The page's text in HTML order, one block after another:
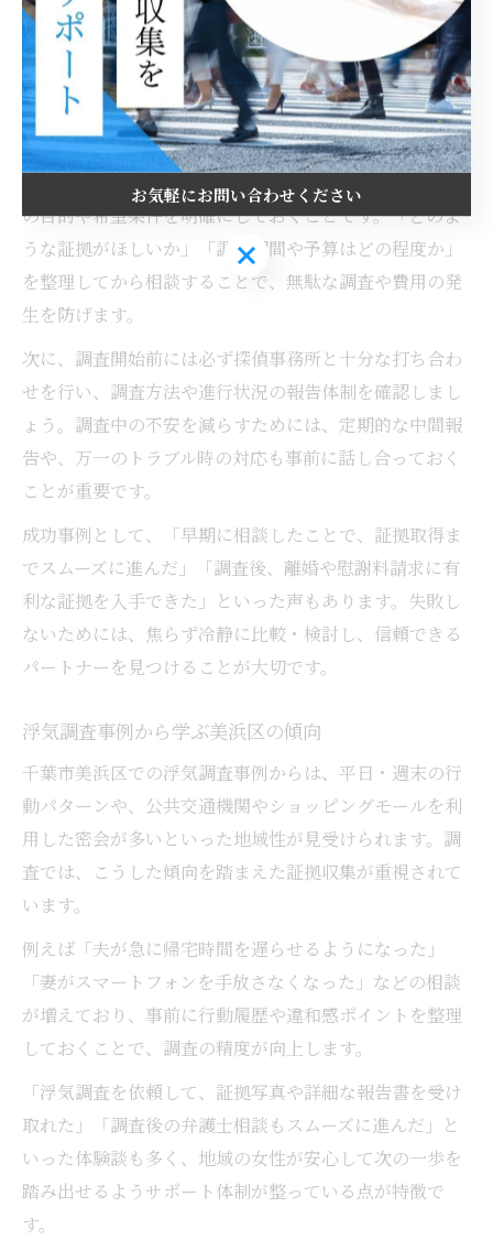
意されています。納得できる調査結果と、今後の人生設
計につながる確かな証拠の提供が、地域の女性から高い
支持を集めています。
浮気調査を千葉市美浜区で成功させる秘訣
浮気調査を成功させる最大のポイントは、依頼前に自身
の目的や希望条件を明確にしておくことです。「どのよ
うな証拠がほしいか」「調査期間や予算はどの程度か」
を整理してから相談することで、無駄な調査や費用の発
生を防げます。
次に、調査開始前には必ず探偵事務所と十分な打ち合わ
せを行い、調査方法や進行状況の報告体制を確認しまし
ょう。調査中の不安を減らすためには、定期的な中間報
告や、万一のトラブル時の対応も事前に話し合っておく
ことが重要です。
成功事例として、「早期に相談したことで、証拠取得ま
でスムーズに進んだ」「調査後、離婚や慰謝料請求に有
利な証拠を入手できた」といった声もあります。失敗し
ないためには、焦らず冷静に比較・検討し、信頼できる
パートナーを見つけることが大切です。
浮気調査事例から学ぶ美浜区の傾向
千葉市美浜区での浮気調査事例からは、平日・週末の行
動パターンや、公共交通機関やショッピングモールを利
用した密会が多いといった地域性が見受けられます。調
査では、こうした傾向を踏まえた証拠収集が重視されて
います。
例えば「夫が急に帰宅時間を遅らせるようになった」
「妻がスマートフォンを手放さなくなった」などの相談
が増えており、事前に行動履歴や違和感ポイントを整理
しておくことで、調査の精度が向上します。
「浮気調査を依頼して、証拠写真や詳細な報告書を受け
取れた」「調査後の弁護士相談もスムーズに進んだ」と
いった体験談も多く、地域の女性が安心して次の一歩を
踏み出せるようサポート体制が整っている点が特徴で
す。
お気軽にお問い合わせください
お気軽にお問い合わせください